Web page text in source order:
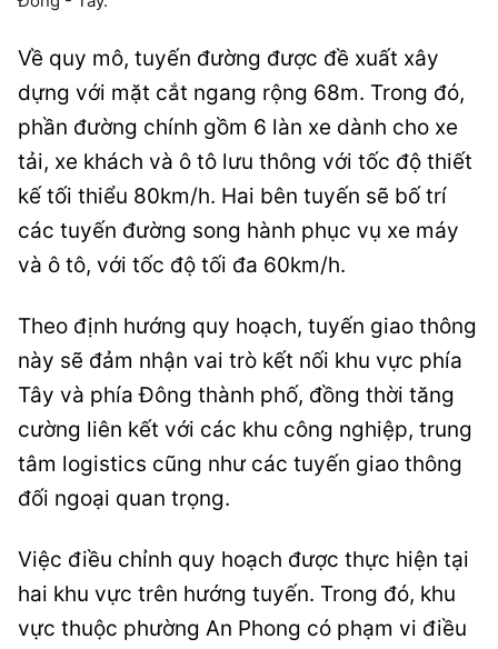
Về quy mô, tuyến đường được đề xuất xây
dựng với mặt cắt ngang rộng 68m. Trong đó,
phần đường chính gồm 6 làn xe dành cho xe
tải, xe khách và ô tô lưu thông với tốc độ thiết
kế tối thiểu 80km/h. Hai bên tuyến sẽ bố trí
các tuyến đường song hành phục vụ xe máy
và ô tô, với tốc độ tối đa 60km/h.
Theo định hướng quy hoạch, tuyến giao thông
này sẽ đảm nhận vai trò kết nối khu vực phía
Tây và phía Đông thành phố, đồng thời tăng
cường liên kết với các khu công nghiệp, trung
tâm logistics cũng như các tuyến giao thông
đối ngoại quan trọng.
Việc điều chỉnh quy hoạch được thực hiện tại
hai khu vực trên hướng tuyến. Trong đó, khu
vực thuộc phường An Phong có phạm vi điều